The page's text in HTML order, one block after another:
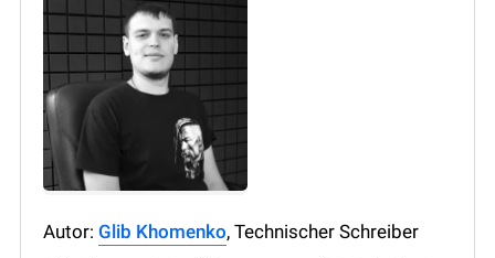
Autor: Glib Khomenko, Technischer Schreiber